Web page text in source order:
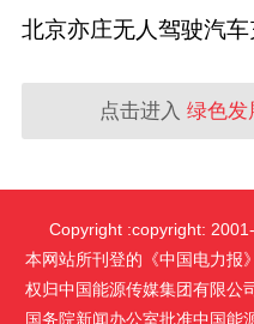
北京亦庄无人驾驶汽
点击进入 绿色发
Copyright :copyright:
本网站所刊登的《中国电力报
权归中国能源传媒集团有限公
国务院新闻办公室批准中国能